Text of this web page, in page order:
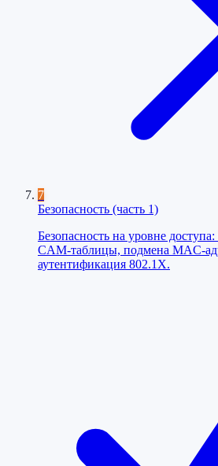
7
Безопасность (часть 1)
Безопасность на уровне
CAM-таблицы, подмена MAC-
аутентификация 802.1X.